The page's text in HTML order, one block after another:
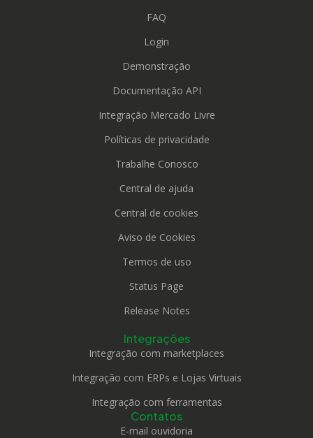
FAQ
Login
Demonstração
Documentação API
Integração Mercado Livre
Políticas de privacidade
Trabalhe Conosco
Central de ajuda
Central de cookies
Aviso de Cookies
Termos de uso
Status Page
Release Notes
Integrações
Integração com marketplaces
Integração com ERPs e Lojas Virtuais
Integração com ferramentas
Contatos
E-mail ouvidoria